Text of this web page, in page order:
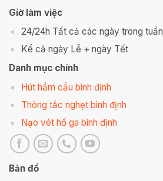
Giờ làm việc
24/24h Tất cả các ngày trong tuần
Kể cả ngày Lễ + ngày Tết
Danh mục chính
Hút hầm cầu bình định
Thông tắc nghẹt bình định
Nạo vét hố ga bình định
Bản đồ